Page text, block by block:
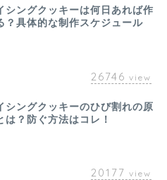
シングクッキーは何日あれば作
？具体的な制作スケジュール
26746 view
シングクッキーのひび割れの原
は？防ぐ方法はコレ！
20177 view